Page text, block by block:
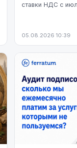
ставки НДС с
мере, на данный
05.08.2026 10:39